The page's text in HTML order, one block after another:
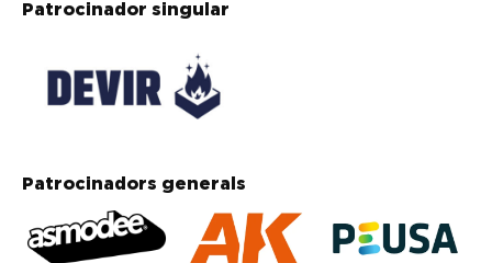
Patrocinador singular
Patrocinadors generals